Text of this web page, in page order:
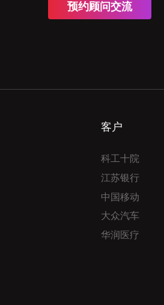
预约顾问交流
客户
科工十院
江苏银行
中国移动
大众汽车
华润医疗